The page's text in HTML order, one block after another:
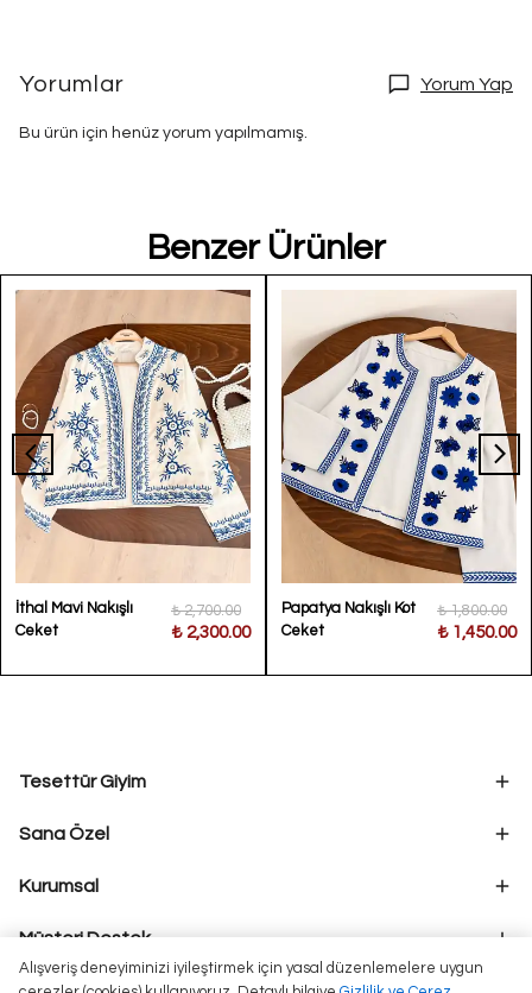
Alışveriş deneyiminizi iyileştirmek için yasal düzenlemelere uygun
Yorumlar Yorum Yap
Bu ürün için henüz yorum yapılmamış.
Benzer Ürünler
İthal Mavi Nakışlı
Ceket
₺ 2,700.00
₺ 2,300.00
Papatya Nakışlı Kot
Ceket
₺ 1,800.00
₺ 1,450.00
Tesettür Giyim
Sana Özel
Kurumsal
Müşteri Destek